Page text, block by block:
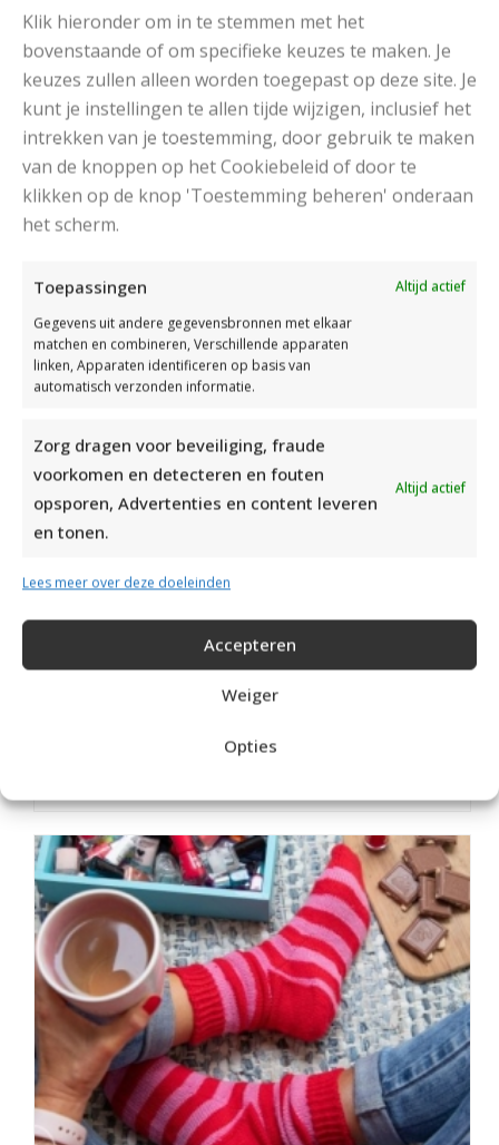
Klik hieronder om in te stemmen met het
bovenstaande of om specifieke keuzes te maken. Je
keuzes zullen alleen worden toegepast op deze site. Je
kunt je instellingen te allen tijde wijzigen, inclusief het
intrekken van je toestemming, door gebruik te maken
van de knoppen op het Cookiebeleid of door te
klikken op de knop 'Toestemming beheren' onderaan
het scherm.
Toepassingen
Altijd actief
Gegevens uit andere gegevensbronnen met elkaar
matchen en combineren, Verschillende apparaten
linken, Apparaten identificeren op basis van
automatisch verzonden informatie.
Zorg dragen voor beveiliging, fraude
voorkomen en detecteren en fouten
opsporen, Advertenties en content leveren
en tonen.
Altijd actief
Lees meer over deze doeleinden
Accepteren
Weiger
Opties
Valentijnsdag
RECENT POSTS